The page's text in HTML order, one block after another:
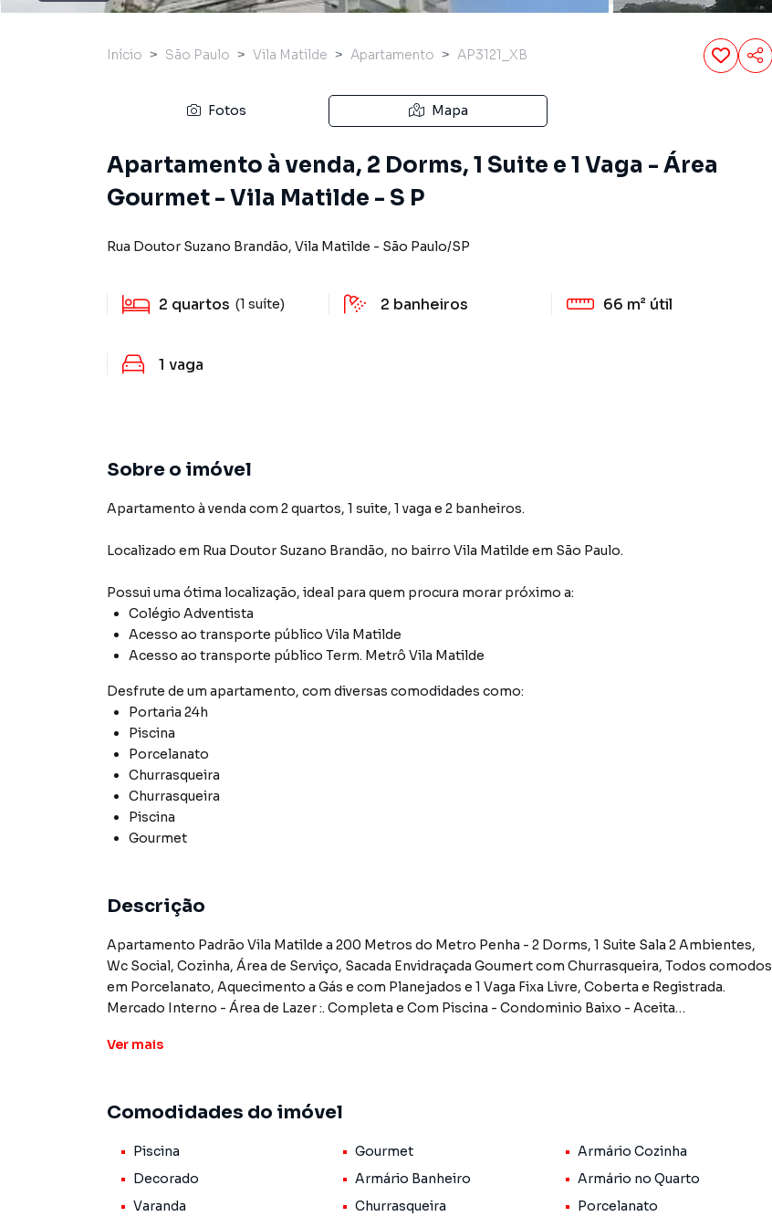
Início São Paulo Vila Matilde Apartamento AP3121_XB
Fotos Mapa
Apartamento à venda, 2 Dorms, 1 Suite e 1 Vaga - Área
Gourmet - Vila Matilde - S P
Rua Doutor Suzano Brandão, Vila Matilde - São Paulo/SP
2 quartos (1 suíte) 2 banheiros 66 m² útil
1 vaga
Sobre o imóvel
Apartamento à venda com 2 quartos, 1 suite, 1 vaga e 2 banheiros.
Localizado em Rua Doutor Suzano Brandão, no bairro Vila Matilde em São Paulo.
Possui uma ótima localização, ideal para quem procura morar próximo a:
Colégio Adventista
Acesso ao transporte público Vila Matilde
Acesso ao transporte público Term. Metrô Vila Matilde
Desfrute de um apartamento, com diversas comodidades como:
Portaria 24h
Piscina
Porcelanato
Churrasqueira
Churrasqueira
Piscina
Gourmet
Descrição
Apartamento Padrão Vila Matilde a 200 Metros do Metro Penha - 2 Dorms, 1 Suite Sala 2 Ambientes,
Wc Social, Cozinha, Área de Serviço, Sacada Envidraçada Goumert com Churrasqueira, Todos comodos
em Porcelanato, Aquecimento a Gás e com Planejados e 1 Vaga Fixa Livre, Coberta e Registrada.
Mercado Interno - Área de Lazer :. Completa e Com Piscina - Condominio Baixo - Aceita
que procurava ou deseja mais informações sobre Apartamento em São Paulo? Entre em contato com
A Imobiliária Xavier e Brito tem mais opções de apartamentos, casas residenciais e comerciais,
sobrados, terrenos, lojas e barracões para venda ou locação, além de empreendimentos em
construção ou lançamentos na planta em Vila Matilde e em outras regiões de São Paulo. Aqui você
Ver mais
Comodidades do imóvel
Piscina Gourmet
Armário Cozinha
Decorado
Armário Banheiro
Armário no Quarto
Varanda
Churrasqueira
Porcelanato